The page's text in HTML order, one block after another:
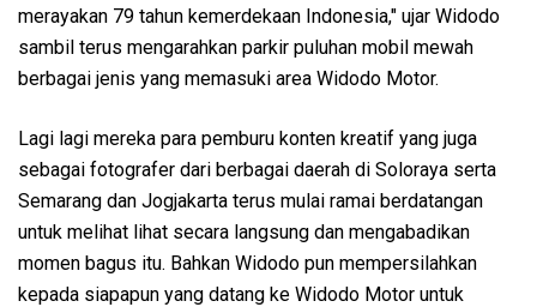
merayakan 79 tahun kemerdekaan Indonesia," ujar Widodo
sambil terus mengarahkan parkir puluhan mobil mewah
berbagai jenis yang memasuki area Widodo Motor.
Lagi lagi mereka para pemburu konten kreatif yang juga
sebagai fotografer dari berbagai daerah di Soloraya serta
Semarang dan Jogjakarta terus mulai ramai berdatangan
untuk melihat lihat secara langsung dan mengabadikan
momen bagus itu. Bahkan Widodo pun mempersilahkan
kepada siapapun yang datang ke Widodo Motor untuk